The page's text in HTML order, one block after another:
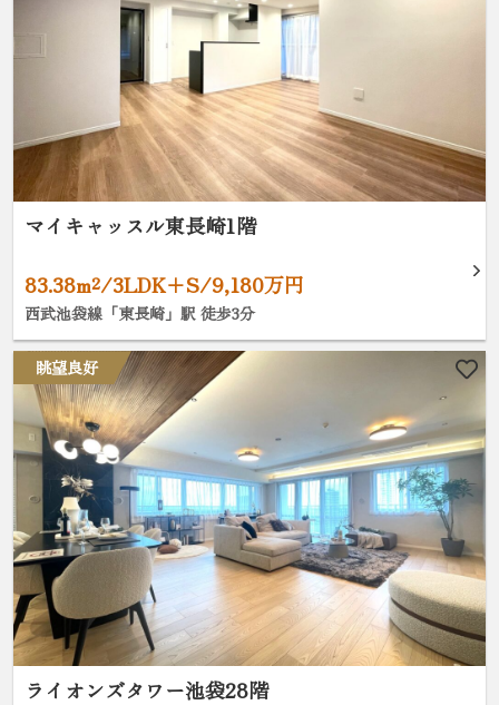
マイキャッスル東長崎1階
83.38m²/3LDK+S/9,180万円
西武池袋線「東長崎」駅 徒歩3分
眺望良好
ライオンズタワー池袋28階